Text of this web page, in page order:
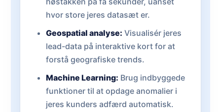
hvor store jeres datasæt er.
Geospatial analyse: Visualisér jeres
lead-data på interaktive kort for at
forstå geografiske trends.
Machine Learning: Brug indbyggede
funktioner til at opdage anomalier i
jeres kunders adfærd automatisk.